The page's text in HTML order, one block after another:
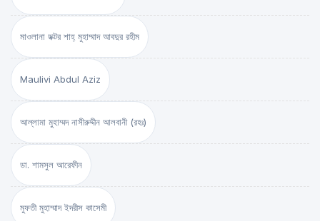
মাওলানা ডক্টর শাহ্‌ মুহাম্মাদ আবদুর রহীম
Maulivi Abdul Aziz
আল্লামা মুহাম্মদ নাসীরুদ্দীন আলবানী (রহঃ)
ডা. শামসুল আরেফীন
মুফতী মুহাম্মাদ ইদরীস কাসেমী